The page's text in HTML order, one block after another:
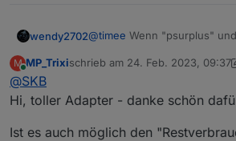
wendy2702@timee Wenn "psurplus"
M
Online
MP_Trixischrieb am 24. Feb. 2023, 09:37
zuletzt editiert von MP_Trixi
@SKB
Hi, toller Adapter - danke schön
Ist es auch möglich den